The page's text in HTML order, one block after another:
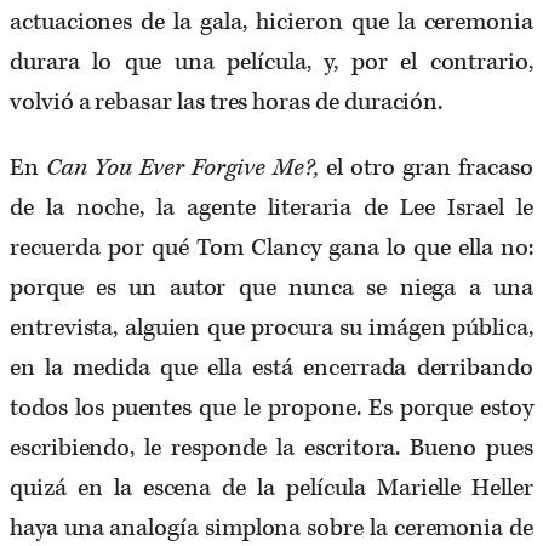
actuaciones de la gala, hicieron que la ceremonia
durara lo que una película, y, por el contrario,
volvió a rebasar las tres horas de duración.
En Can You Ever Forgive Me?,el otro gran fracaso
de la noche, la agente literaria de Lee Israel le
recuerda por qué Tom Clancy gana lo que ella no:
porque es un autor que nunca se niega a una
entrevista, alguien que procura su imágen pública,
en la medida que ella está encerrada derribando
todos los puentes que le propone. Es porque estoy
escribiendo, le responde la escritora. Bueno pues
quizá en la escena de la película Marielle Heller
haya una analogía simplona sobre la ceremonia de